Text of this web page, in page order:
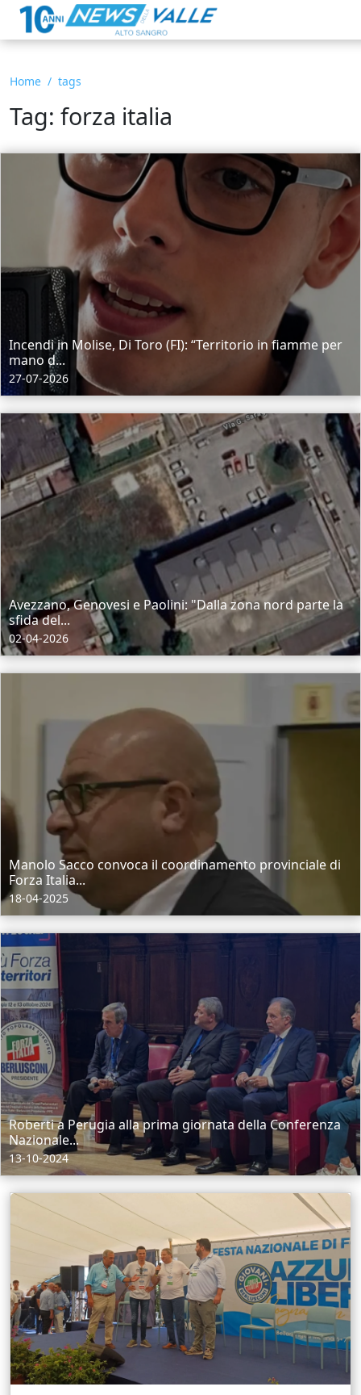
Home tags
Tag: forza italia
Incendi in Molise, Di Toro (FI): “Territorio in fiamme per
mano d...
27-07-2026
Avezzano, Genovesi e Paolini: "Dalla zona nord parte la
sfida del...
02-04-2026
Manolo Sacco convoca il coordinamento provinciale di
Forza Italia...
18-04-2025
Roberti a Perugia alla prima giornata della Conferenza
Nazionale...
13-10-2024